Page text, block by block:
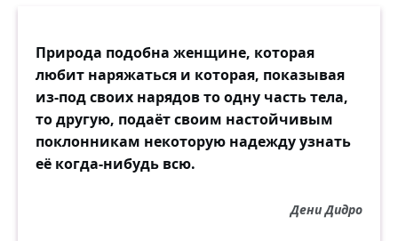
— Я чувствую без имени
себя совсем подавленным.
— Вы что? Какие римляне?
Она открыта Дарвином!
— Не Дарвином, а Байроном!
— Да нет, известным барином.
Природа подобна женщине, которая
любит наряжаться и которая, показывая
из-под своих нарядов то одну часть тела,
то другую, подаёт своим настойчивым
поклонникам некоторую надежду узнать
её когда-нибудь всю.
Дени Дидро